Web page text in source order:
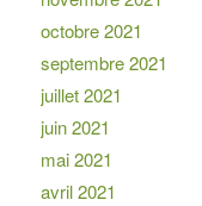
octobre 2021
septembre 2021
juillet 2021
juin 2021
mai 2021
avril 2021